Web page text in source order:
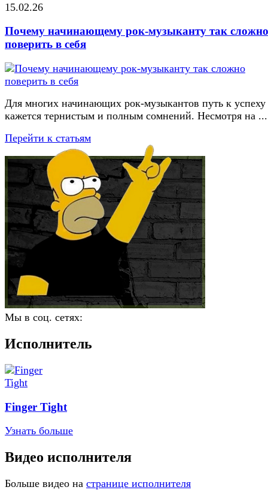
15.02.26
Почему начинающему рок-музыканту так сложно
поверить в себя
Для многих начинающих рок-музыкантов путь к успеху
кажется тернистым и полным сомнений. Несмотря на ...
Перейти к статьям
Мы в соц. сетях:
Исполнитель
Finger Tight
Узнать больше
Видео исполнителя
Больше видео на странице исполнителя